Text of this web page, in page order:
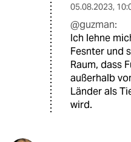
05.08.2023,
@guzman:
Ich lehne
Fesnter und
Raum, dass
außerhalb
Länder als
wird.